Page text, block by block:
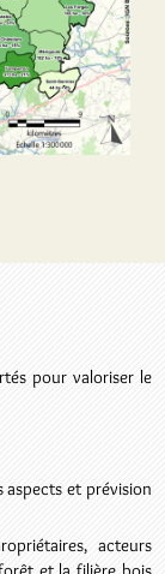
pour valoriser le
aspects et prévision
acteurs